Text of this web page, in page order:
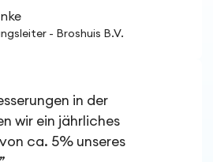
- Broshuis B.V.
in der
wir ein jährliches
ca. 5% unseres